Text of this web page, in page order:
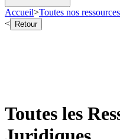
Accueil>Toutes nos ressources
<
Retour
Toutes les